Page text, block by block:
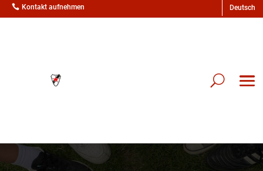
 Kontakt aufnehmen